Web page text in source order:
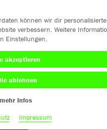
können wir dir personalisierte
verbessern. Weitere
Einstellungen.
akzeptieren
ablehnen
mehr Infos
Impressum